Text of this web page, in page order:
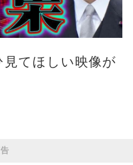
てほしい映像が